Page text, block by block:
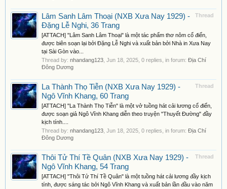
Thread
Lâm Sanh Lâm Thoại (NXB Xưa Nay 1929) -
Đặng Lễ Nghi, 36 Trang
[ATTACH] "Lâm Sanh Lâm Thoại" là một tác phẩm thơ nôm cổ điển,
được biên soạn lại bởi Đặng Lễ Nghi và xuất bản bởi Nhà in Xưa Nay
tại Sài Gòn vào...
Thread by: nhandang123 Jun 18, 2025 , 0 replies, in forum: Địa Chí
Đông Dương
Thread
La Thành Thọ Tiễn (NXB Xưa Nay 1929) -
Ngô Vĩnh Khang, 60 Trang
[ATTACH] "La Thành Thọ Tiễn" là một vở tuồng hát cải lương cổ điển,
được soạn giả Ngô Vĩnh Khang diễn theo truyện "Thuyết Đường" đầy
kịch tính....
Thread by: nhandang123 Jun 18, 2025 , 0 replies, in forum: Địa Chí
Đông Dương
Thread
Thôi Tử Thí Tề Quân (NXB Xưa Nay 1929) -
Ngô Vĩnh Khang, 54 Trang
[ATTACH] "Thôi Tử Thí Tề Quân" là một tuồng hát cải lương đầy kịch
tính, được sáng tác bởi Ngô Vĩnh Khang và xuất bản lần đầu vào năm